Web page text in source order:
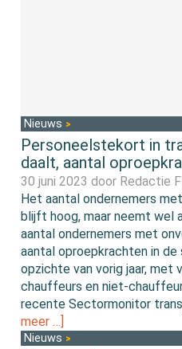
Nieuws
Personeelstekort in
daalt, aantal
30 juni 2023 door Redactie
Het aantal ondernemers
blijft hoog, maar neemt wel
aantal ondernemers met
aantal oproepkrachten in
opzichte van vorig jaar, met
chauffeurs en niet-
recente Sectormonitor
meer …]
Nieuws